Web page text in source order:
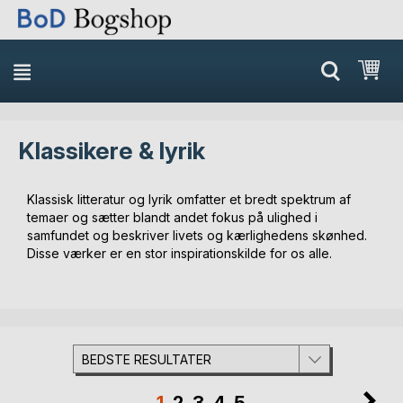
Klassikere & lyrik
Klassisk litteratur og lyrik omfatter et bredt spektrum af
temaer og sætter blandt andet fokus på ulighed i
samfundet og beskriver livets og kærlighedens skønhed.
Disse værker er en stor inspirationskilde for os alle.
BEDSTE RESULTATER
Side